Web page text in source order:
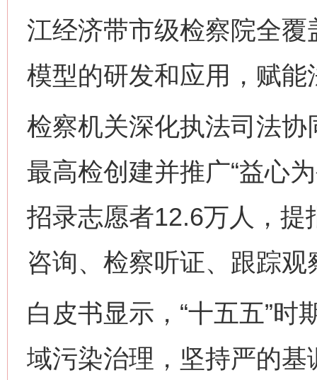
江经济带市级检察院全
模型的研发和应用，赋
检察机关深化执法司法
最高检创建并推广“益心
招录志愿者12.6万人，
咨询、检察听证、跟踪
白皮书显示，“十五五”
域污染治理，坚持严的